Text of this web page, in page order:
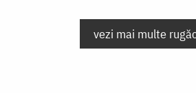
vezi mai multe